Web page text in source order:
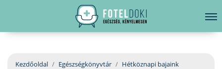
EGÉSZSÉGKÖNYVTÁR
hirdetés
Kezdőoldal Egészségkönyvtár
Hétköznapi bajaink